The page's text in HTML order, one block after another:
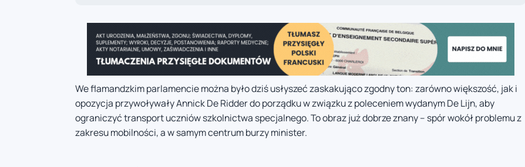
We flamandzkim parlamencie można było dziś usłyszeć zaskakująco zgodny ton: zarówno większość, jak i
opozycja przywoływały Annick De Ridder do porządku w związku z poleceniem wydanym De Lijn, aby
ograniczyć transport uczniów szkolnictwa specjalnego. To obraz już dobrze znany – spór wokół problemu z
zakresu mobilności, a w samym centrum burzy minister.